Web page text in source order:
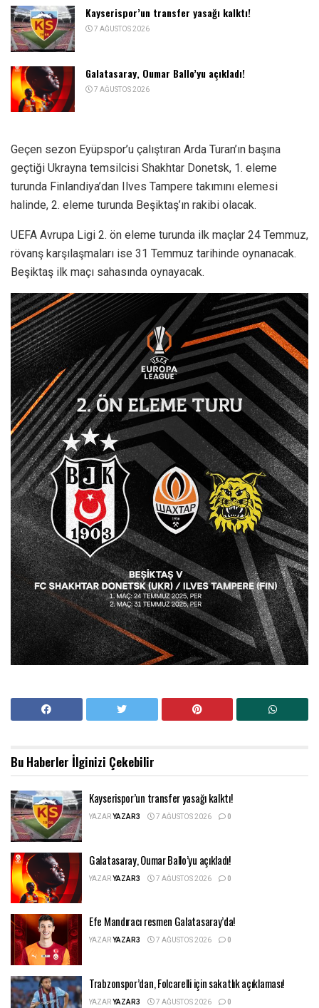
Kayserispor’un transfer yasağı kalktı!
7 AĞUSTOS 2026
Galatasaray, Oumar Ballo’yu açıkladı!
7 AĞUSTOS 2026
Geçen sezon Eyüpspor’u çalıştıran Arda Turan’ın başına
geçtiği Ukrayna temsilcisi Shakhtar Donetsk, 1. eleme
turunda Finlandiya’dan Ilves Tampere takımını elemesi
halinde, 2. eleme turunda Beşiktaş’ın rakibi olacak.
UEFA Avrupa Ligi 2. ön eleme turunda ilk maçlar 24 Temmuz,
rövanş karşılaşmaları ise 31 Temmuz tarihinde oynanacak.
Beşiktaş ilk maçı sahasında oynayacak.
Bu Haberler İlginizi Çekebilir
Kayserispor’un transfer yasağı kalktı!
YAZARYAZAR3 7 AĞUSTOS 2026 0
Galatasaray, Oumar Ballo’yu açıkladı!
YAZARYAZAR3 7 AĞUSTOS 2026 0
Efe Mandıracı resmen Galatasaray’da!
YAZARYAZAR3 7 AĞUSTOS 2026 0
Trabzonspor’dan, Folcarelli için sakatlık açıklaması!
YAZARYAZAR3 7 AĞUSTOS 2026 0